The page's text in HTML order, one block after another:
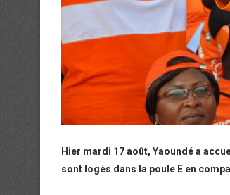
Hier mardi 17 août, Yaoundé a
sont logés dans la poule E en